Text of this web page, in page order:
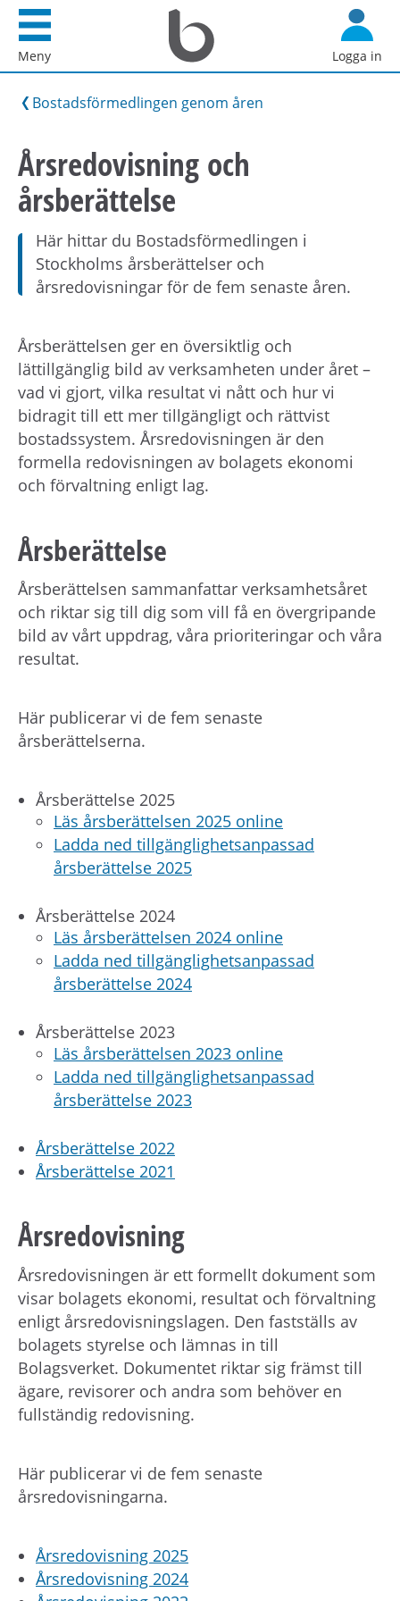
d
i
k
i
l
l
n
e
h
å
l
l
Meny
Startsida
Bostadsförmedlingen
i
AB
Logga in
Bostadsförmedlingen genom åren
Årsredovisning och
årsberättelse
Här hittar du Bostadsförmedlingen i
Stockholms årsberättelser och
årsredovisningar för de fem senaste åren.
Årsberättelsen ger en översiktlig och
lättillgänglig bild av verksamheten under året –
vad vi gjort, vilka resultat vi nått och hur vi
bidragit till ett mer tillgängligt och rättvist
bostadssystem. Årsredovisningen är den
formella redovisningen av bolagets ekonomi
och förvaltning enligt lag.
Årsberättelse
Årsberättelsen sammanfattar verksamhetsåret
och riktar sig till dig som vill få en övergripande
bild av vårt uppdrag, våra prioriteringar och våra
resultat.
Här publicerar vi de fem senaste
årsberättelserna.
Årsberättelse 2025
Läs årsberättelsen 2025 online
Ladda ned tillgänglighetsanpassad
årsberättelse 2025
Årsberättelse 2024
Läs årsberättelsen 2024 online
Ladda ned tillgänglighetsanpassad
årsberättelse 2024
Årsberättelse 2023
Läs årsberättelsen 2023 online
Ladda ned tillgänglighetsanpassad
årsberättelse 2023
Årsberättelse 2022
Årsberättelse 2021
Årsredovisning
Årsredovisningen är ett formellt dokument som
visar bolagets ekonomi, resultat och förvaltning
enligt årsredovisningslagen. Den fastställs av
bolagets styrelse och lämnas in till
Bolagsverket. Dokumentet riktar sig främst till
ägare, revisorer och andra som behöver en
fullständig redovisning.
Här publicerar vi de fem senaste
årsredovisningarna.
Årsredovisning 2025
Årsredovisning 2024